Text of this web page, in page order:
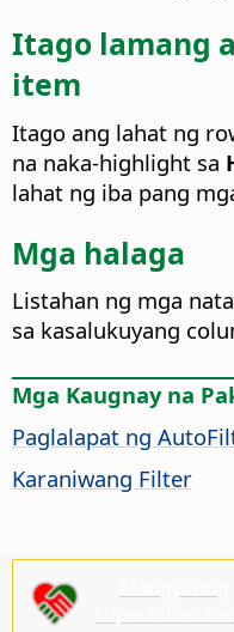
Itago lamang
item
Itago ang lahat ng
na naka-highlight sa
lahat ng iba pang
Mga halaga
Listahan ng mga
sa kasalukuyang
Mga Kaugnay na
Paglalapat ng
Karaniwang Filter